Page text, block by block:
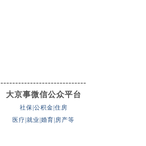
-----------------------------
大京事微信公众平台
社保|公积金|住房
医疗|就业|婚育|房产等